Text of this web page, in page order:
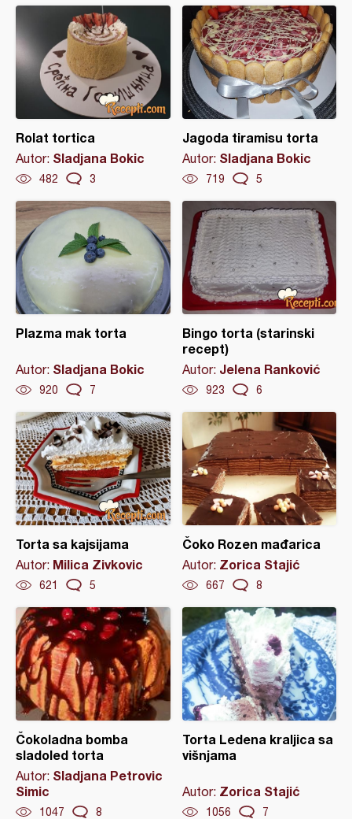
Rolat tortica
Autor: Sladjana Bokic
482 3
Jagoda tiramisu torta
Autor: Sladjana Bokic
719 5
Plazma mak torta
Autor: Sladjana Bokic
920 7
Bingo torta (starinski
recept)
Autor: Jelena Ranković
923 6
Torta sa kajsijama
Autor: Milica Zivkovic
621 5
Čoko Rozen mađarica
Autor: Zorica Stajić
667 8
Čokoladna bomba
sladoled torta
Autor: Sladjana Petrovic
Simic
1047 8
Torta Ledena kraljica sa
višnjama
Autor: Zorica Stajić
1056 7